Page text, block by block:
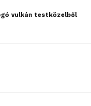
vulkán testközelből